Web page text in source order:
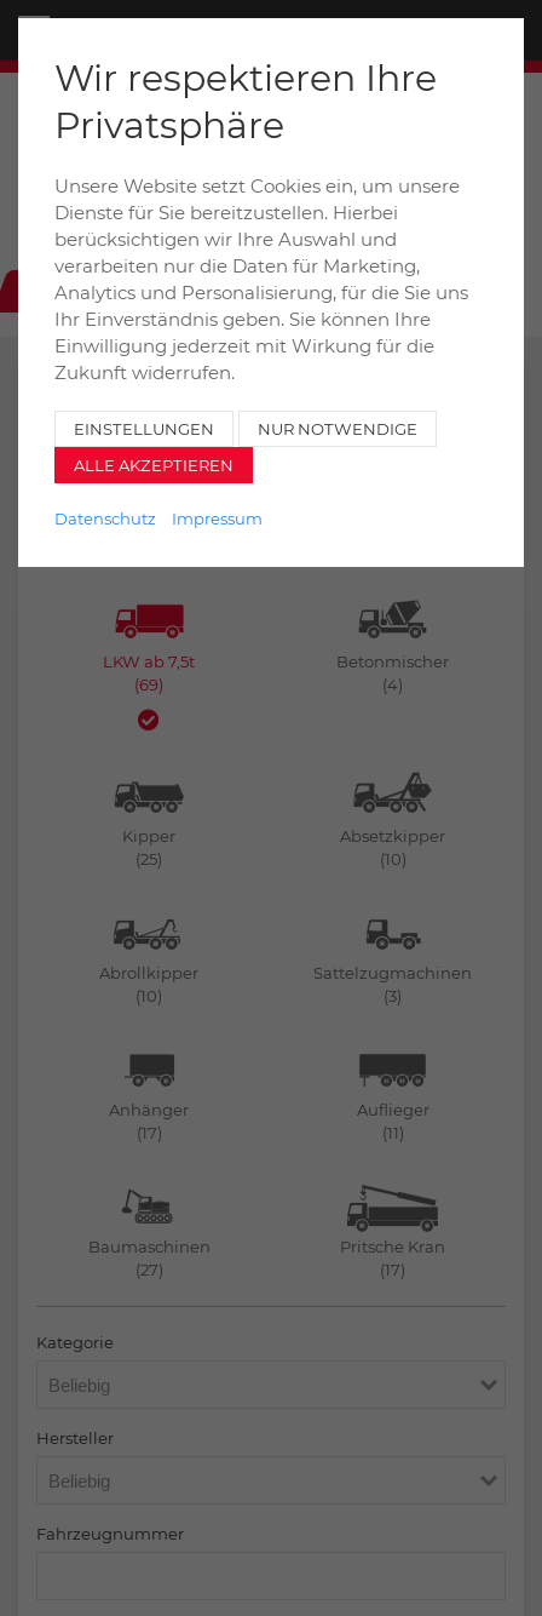
Dieselstraße 6+8a / D-31228 Peine
auto-henze@t-online.de
+49 (0) 5171 99020
LKW
LKW ab 7,5t
(69)
Betonmischer
(4)
Kipper
(25)
Absetzkipper
(10)
Abrollkipper
(10)
Sattelzugmachinen
(3)
Anhänger
(17)
Auflieger
(11)
Baumaschinen
(27)
Pritsche Kran
(17)
Kategorie
Hersteller
Fahrzeugnummer
Wir respektieren Ihre
Privatsphäre
Unsere Website setzt Cookies ein, um unsere
Dienste für Sie bereitzustellen. Hierbei
berücksichtigen wir Ihre Auswahl und
verarbeiten nur die Daten für Marketing,
Analytics und Personalisierung, für die Sie uns
Ihr Einverständnis geben. Sie können Ihre
Einwilligung jederzeit mit Wirkung für die
Zukunft widerrufen.
EINSTELLUNGEN
NUR NOTWENDIGE
ALLE AKZEPTIEREN
Datenschutz Impressum